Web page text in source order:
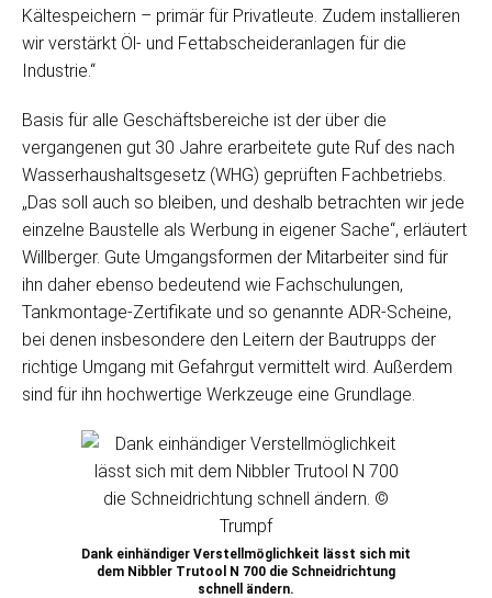
Kältespeichern – primär für Privatleute. Zudem installieren
wir verstärkt Öl- und Fettabscheideranlagen für die
Industrie.“
Basis für alle Geschäftsbereiche ist der über die
vergangenen gut 30 Jahre erarbeitete gute Ruf des nach
Wasserhaushaltsgesetz (WHG) geprüften Fachbetriebs.
„Das soll auch so bleiben, und deshalb betrachten wir jede
einzelne Baustelle als Werbung in eigener Sache“, erläutert
Willberger. Gute Umgangsformen der Mitarbeiter sind für
ihn daher ebenso bedeutend wie Fachschulungen,
Tankmontage-Zertifikate und so genannte ADR-Scheine,
bei denen insbesondere den Leitern der Bautrupps der
richtige Umgang mit Gefahrgut vermittelt wird. Außerdem
sind für ihn hochwertige Werkzeuge eine Grundlage.
Dank einhändiger Verstellmöglichkeit lässt sich mit
dem Nibbler Trutool N 700 die Schneidrichtung
schnell ändern.